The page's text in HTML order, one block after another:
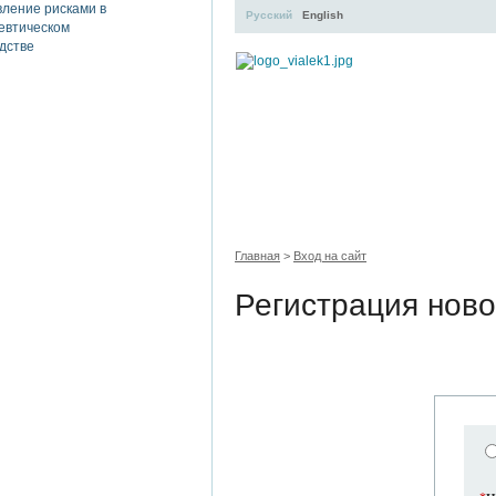
Русский English
Главная > Вход на сайт
Регистрация